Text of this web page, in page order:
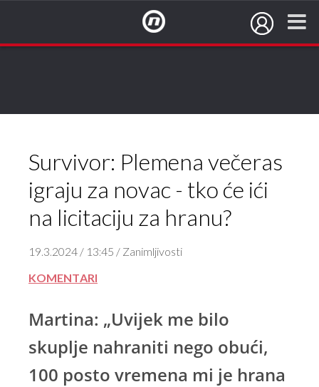
Survivor: Plemena večeras
igraju za novac - tko će ići
na licitaciju za hranu?
19.3.2024 / 13:45 / Zanimljivosti
KOMENTARI
Martina: „Uvijek me bilo
skuplje nahraniti nego obući,
100 posto vremena mi je hrana